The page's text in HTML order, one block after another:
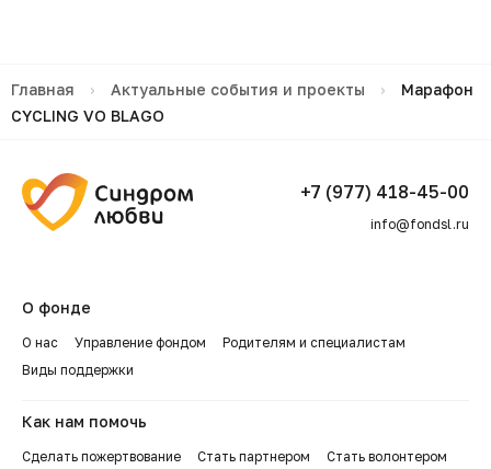
Главная › Актуальные события и проекты ›
Марафон
CYCLING VO BLAGO
+7 (977) 418-45-00
info@fondsl.ru
О фонде
О нас Управление фондом
Родителям и специалистам
Виды поддержки
Как нам помочь
Сделать пожертвование Стать партнером
Стать волонтером